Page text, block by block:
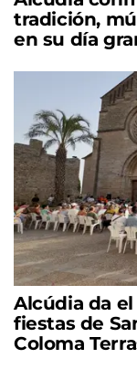
tradición,
en su día
Alcúdia da
fiestas de
Coloma